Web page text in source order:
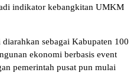
indikator kebangkitan UMKM
sebagai Kabupaten 100
ekonomi berbasis event
pemerintah pusat pun mulai